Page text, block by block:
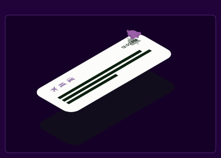
Juegos de mesa/rompecabezas
Paseos a caballo
Senderismo